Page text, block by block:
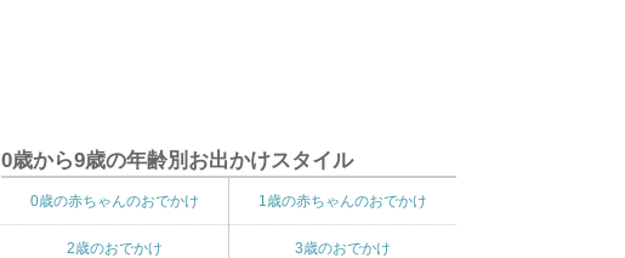
0歳から9歳の年齢別お出かけスタイル
0歳の赤ちゃんのおでかけ 1歳の赤ちゃんのおでかけ
2歳のおでかけ 3歳のおでかけ